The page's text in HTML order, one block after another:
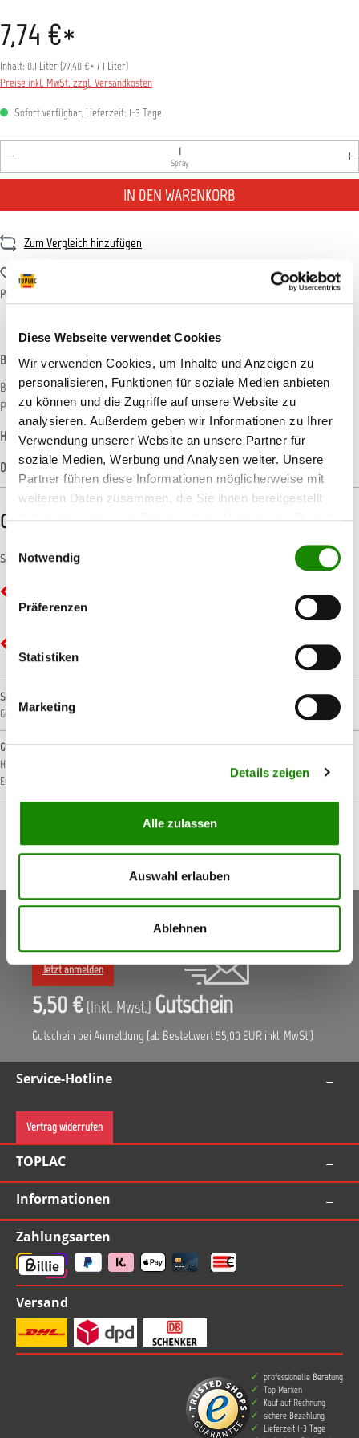
Diese Webseite verwendet Cookies
Wir verwenden Cookies, um Inhalte und Anzeigen zu
personalisieren, Funktionen für soziale Medien anbieten
zu können und die Zugriffe auf unsere Website zu
analysieren. Außerdem geben wir Informationen zu Ihrer
Verwendung unserer Website an unsere Partner für
soziale Medien, Werbung und Analysen weiter. Unsere
Partner führen diese Informationen möglicherweise mit
weiteren Daten zusammen, die Sie ihnen bereitgestellt
Notwendig
Präferenzen
Statistiken
Marketing
Details zeigen
Alle zulassen
Auswahl erlauben
Ablehnen
7,74 €*
Inhalt: 0.1 Liter (77,40 €* / 1 Liter)
Preise inkl. MwSt. zzgl. Versandkosten
Sofort verfügbar, Lieferzeit: 1-3 Tage
Produkt Anzahl: Gib den gewünschten Wert ein oder
Spray
IN DEN WARENKORB
Zum Vergleich hinzufügen
Zum Merkzettel hinzufügen
Produktnummer:
Beschreibung
Biozidprodukte vorsichtig verwenden. Vor Gebrauch stets Etikett und
Produktinformationen lesen. Reg. Nummer: N-90825 Hocheff…Mehr
Hersteller-Informationen
Datenblätter
CLP-/REACH-Hinweise
Symbole
Signalwort
Gefahr!
Gefahrenhinweise
H222: Extrem entzündbares Aerosol.
Erwärmung bersten.
H319: Verursacht schwere Augenreizung.
Jetzt anmelden
5,50 € (Inkl. Mwst.) Gutschein
Gutschein bei Anmeldung (ab Bestellwert 55,00 EUR inkl. MwSt.)
Service-Hotline
Vertrag widerrufen
TOPLAC
Informationen
Zahlungsarten
Versand
professionelle Beratung
Top Marken
Kauf auf Rechnung
sichere Bezahlung
Lieferzeit 1-3 Tage